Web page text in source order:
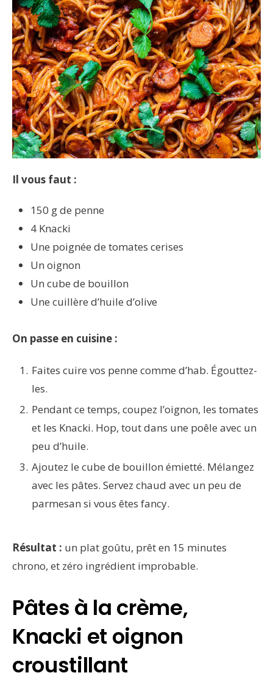
Il vous faut :
150 g de penne
4 Knacki
Une poignée de tomates cerises
Un oignon
Un cube de bouillon
Une cuillère d’huile d’olive
On passe en cuisine :
Faites cuire vos penne comme d’hab. Égouttez-
les.
Pendant ce temps, coupez l’oignon, les tomates
et les Knacki. Hop, tout dans une poêle avec un
peu d’huile.
Ajoutez le cube de bouillon émietté. Mélangez
avec les pâtes. Servez chaud avec un peu de
parmesan si vous êtes fancy.
Résultat : un plat goûtu, prêt en 15 minutes
chrono, et zéro ingrédient improbable.
Pâtes à la crème,
Knacki et oignon
croustillant